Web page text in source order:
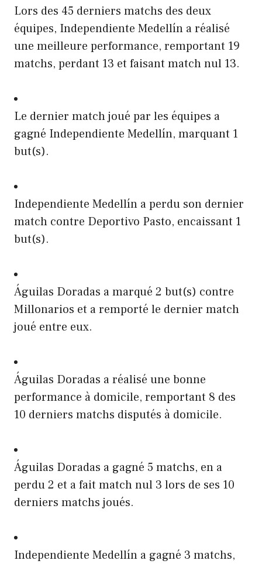
Lors des 45 derniers matchs des deux
équipes, Independiente Medellín a réalisé
une meilleure performance, remportant 19
matchs, perdant 13 et faisant match nul 13.
Le dernier match joué par les équipes a
gagné Independiente Medellín, marquant 1
but(s).
Independiente Medellín a perdu son dernier
match contre Deportivo Pasto, encaissant 1
but(s).
Águilas Doradas a marqué 2 but(s) contre
Millonarios et a remporté le dernier match
joué entre eux.
Águilas Doradas a réalisé une bonne
performance à domicile, remportant 8 des
10 derniers matchs disputés à domicile.
Águilas Doradas a gagné 5 matchs, en a
perdu 2 et a fait match nul 3 lors de ses 10
derniers matchs joués.
Independiente Medellín a gagné 3 matchs,